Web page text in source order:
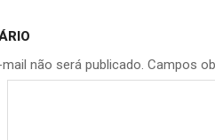
não será publicado. Campos